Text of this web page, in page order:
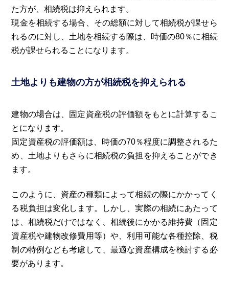
た方が、相続税は抑えられます。
現金を相続する場合、その総額に対して相続税が課せら
れるのに対し、土地を相続する際は、時価の80％に相続
税が課せられることになります。
土地よりも建物の方が相続税を抑えられる
建物の場合は、固定資産税の評価額をもとに計算するこ
とになります。
固定資産税の評価額は、時価の70％程度に調整されるた
め、土地よりもさらに相続税の負担を抑えることができ
ます。
このように、資産の種類によって相続の際にかかってく
る税負担は変化します。しかし、実際の相続にあたって
は、相続税だけではなく、相続後にかかる維持費（固定
資産税や建物改修費用等）や、利用可能な各種控除、税
制の特例なども考慮して、最適な資産構成を検討する必
要があります。